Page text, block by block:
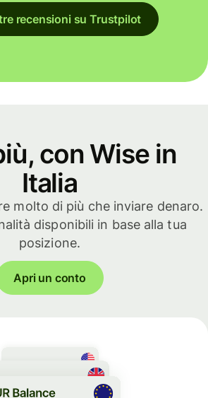
recensioni su Trustpilot
con Wise in
Italia
molto di più che inviare denaro.
disponibili in base alla tua
posizione.
Apri un conto